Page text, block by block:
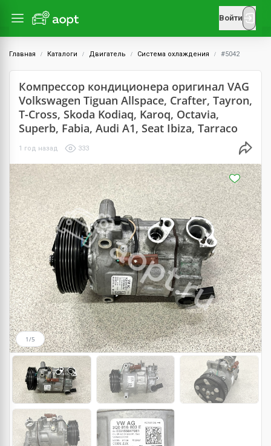
Войти
Главная Каталоги Двигатель Система охлаждения #5042
Компрессор кондиционера оригинал VAG
Volkswagen Tiguan Allspace, Crafter, Tayron,
T-Cross, Skoda Kodiaq, Karoq, Octavia,
Superb, Fabia, Audi A1, Seat Ibiza, Tarraco
1 год назад 333
1/5